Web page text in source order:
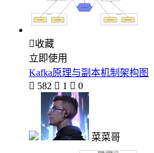
收藏
立即使用
Kafka原理与副本机制架构图
 582  1  0
菜菜哥